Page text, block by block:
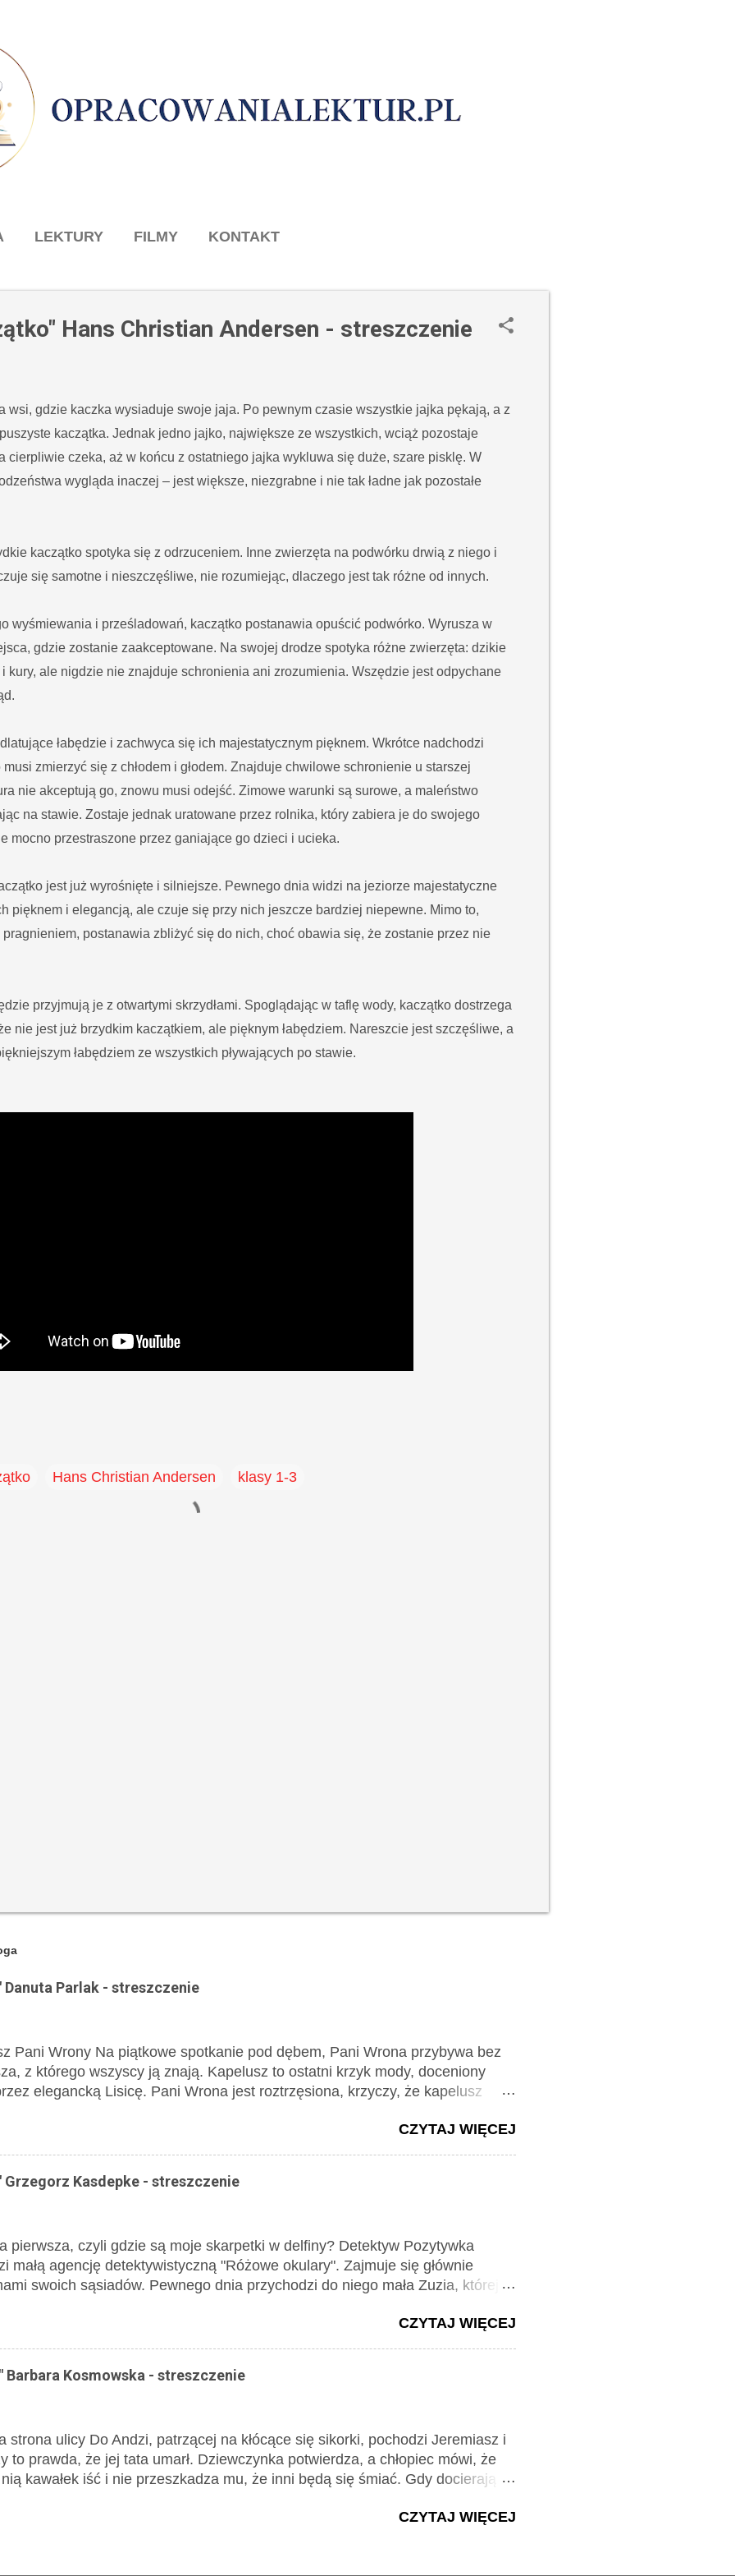
LEKTURY FILMY KONTAKT
Hans Christian Andersen - streszczenie
wsi, gdzie kaczka wysiaduje swoje jaja. Po pewnym czasie wszystkie jajka pękają, a z
kaczątka. Jednak jedno jajko, największe ze wszystkich, wciąż pozostaje
cierpliwie czeka, aż w końcu z ostatniego jajka wykluwa się duże, szare pisklę. W
wygląda inaczej – jest większe, niezgrabne i nie tak ładne jak pozostałe
kaczątko spotyka się z odrzuceniem. Inne zwierzęta na podwórku drwią z niego i
się samotne i nieszczęśliwe, nie rozumiejąc, dlaczego jest tak różne od innych.
wyśmiewania i prześladowań, kaczątko postanawia opuścić podwórko. Wyrusza w
gdzie zostanie zaakceptowane. Na swojej drodze spotyka różne zwierzęta: dzikie
kury, ale nigdzie nie znajduje schronienia ani zrozumienia. Wszędzie jest odpychane
łabędzie i zachwyca się ich majestatycznym pięknem. Wkrótce nadchodzi
zmierzyć się z chłodem i głodem. Znajduje chwilowe schronienie u starszej
nie akceptują go, znowu musi odejść. Zimowe warunki są surowe, a maleństwo
na stawie. Zostaje jednak uratowane przez rolnika, który zabiera je do swojego
mocno przestraszone przez ganiające go dzieci i ucieka.
jest już wyrośnięte i silniejsze. Pewnego dnia widzi na jeziorze majestatyczne
pięknem i elegancją, ale czuje się przy nich jeszcze bardziej niepewne. Mimo to,
postanawia zbliżyć się do nich, choć obawia się, że zostanie przez nie
przyjmują je z otwartymi skrzydłami. Spoglądając w taflę wody, kaczątko dostrzega
nie jest już brzydkim kaczątkiem, ale pięknym łabędziem. Nareszcie jest szczęśliwe, a
łabędziem ze wszystkich pływających po stawie.
Hans Christian Andersen klasy 1-3
Danuta Parlak - streszczenie
Pani Wrony Na piątkowe spotkanie pod dębem, Pani Wrona przybywa bez
z którego wszyscy ją znają. Kapelusz to ostatni krzyk mody, doceniony
elegancką Lisicę. Pani Wrona jest roztrzęsiona, krzyczy, że kapelusz
są bardzo przejęci i poruszeni, aż w końcu ktoś proponuje, by wezwać
jednak żadnego śladu. Pada sugestia, że może to Wiatr jest odpowiedzialny
sytuację, on jednak zaprzecza. Barnaba proponuje Pani Wronie, aby
ale nie przynosi to żadnego rezultatu. Pani Wrona jest
i całe dnie spędza w domu. Bez niej życie towarzyskie w lesie zamiera.
dnia odwiedza ją mysz, Bronisła...
CZYTAJ WIĘCEJ
Grzegorz Kasdepke - streszczenie
pierwsza, czyli gdzie są moje skarpetki w delfiny? Detektyw Pozytywka
małą agencję detektywistyczną "Różowe okulary". Zajmuje się głównie
swoich sąsiadów. Pewnego dnia przychodzi do niego mała Zuzia, której
dziewczynką do suszarni, gdzie wśród prania wiszą zgubione skarpetki.
CZYTAJ WIĘCEJ
Barbara Kosmowska - streszczenie
strona ulicy Do Andzi, patrzącej na kłócące się sikorki, pochodzi Jeremiasz i
to prawda, że jej tata umarł. Dziewczynka potwierdza, a chłopiec mówi, że
kawałek iść i nie przeszkadza mu, że inni będą się śmiać. Gdy docierają
że kupi sobie właśnie taki, gdy dorośnie. Pyta, czy Andzia lubi auta.
CZYTAJ WIĘCEJ